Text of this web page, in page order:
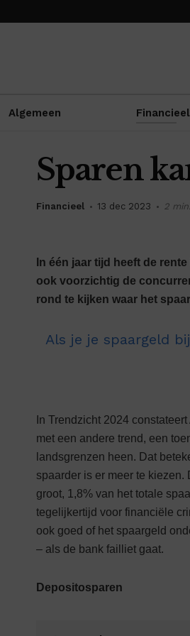
Algemeen Financieel
Sparen
Financieel 13 dec 2023 2
In één jaar tijd heeft de
ook voorzichtig de
rond te kijken waar het
Als je je spaargeld bij een andere bank hebt staan, is het makkelijker om van
In Trendzicht 2024
met een andere trend, een
landsgrenzen heen. Dat
spaarder is er meer te
groot, 1,8% van het totale
tegelijkertijd voor financiële
ook goed of het spaargeld
– als de bank failliet gaat.
Depositosparen